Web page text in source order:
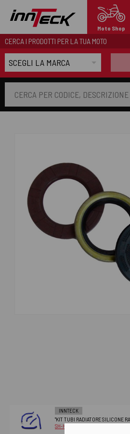
Moto Shop
CERCA I PRODOTTI PER LA TUA MOTO
INNTECK
"KIT TUBI RADIATORE SILICONE
SH-HD528B